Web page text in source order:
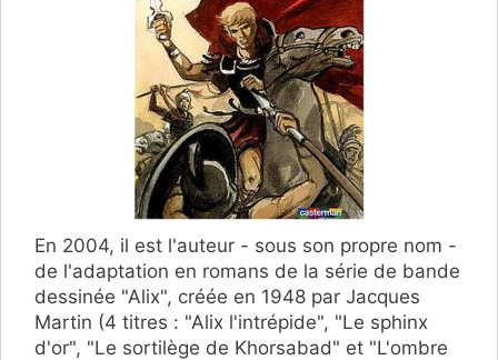
En 2004, il est l'auteur - sous son propre nom -
de l'adaptation en romans de la série de bande
dessinée "Alix", créée en 1948 par Jacques
Martin (4 titres : "Alix l'intrépide", "Le sphinx
d'or", "Le sortilège de Khorsabad" et "L'ombre